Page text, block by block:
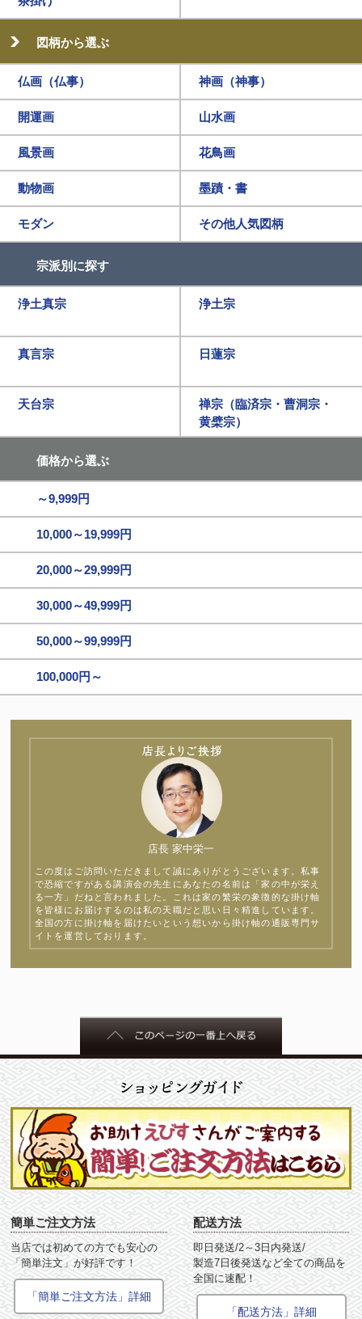
図柄から選ぶ
仏画（仏事） 神画（神事）
開運画 山水画
風景画 花鳥画
動物画 墨蹟・書
モダン その他人気図柄
宗派別に探す
浄土真宗 浄土宗
真言宗 日蓮宗
天台宗
禅宗（臨済宗・曹洞宗・
黄檗宗）
価格から選ぶ
～9,999円
10,000～19,999円
20,000～29,999円
30,000～49,999円
50,000～99,999円
100,000円～
店長 家中栄一
この度はご訪問いただきまして誠にありがとうございます。私事
で恐縮ですがある講演会の先生にあなたの名前は「家の中が栄え
る一方」だねと言われました。これは家の繁栄の象徴的な掛け軸
を皆様にお届けするのは私の天職だと思い日々精進しています。
全国の方に掛け軸を届けたいという想いから掛け軸の通販専門サ
イトを運営しております。
簡単ご注文方法
当店では初めての方でも安心の
「簡単注文」が好評です！
「簡単ご注文方法」詳細
配送方法
即日発送/2～3日内発送/
製造7日後発送など全ての商品を
全国に速配！
「配送方法」詳細